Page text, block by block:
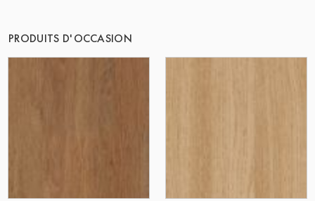
PRODUITS D'OCCASION